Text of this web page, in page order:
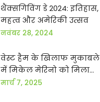
थैंक्सगिविंग डे 2024: इतिहास,
महत्व और अमेरिकी उत्सव
नवंबर 28, 2024
वेस्ट हैम के खिलाफ मुकाबले
में मिकेल मेरिनो को मिला
शुरुआती खेल का मौका
मार्च 7, 2025